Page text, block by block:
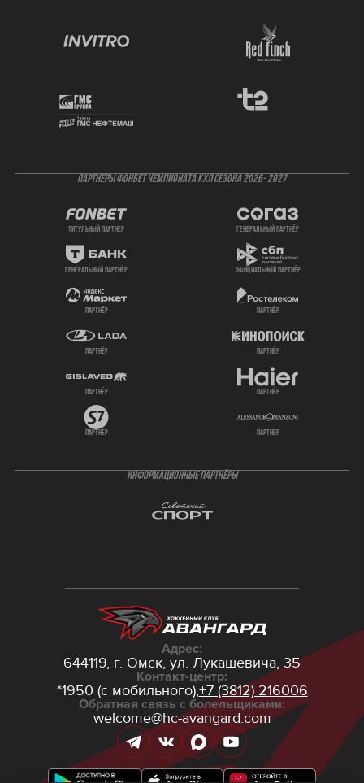
ПАРТНЕРЫ ФОНБЕТ ЧЕМПИОНАТА КХЛ СЕЗОНА 2026- 2027
титульный партнер генеральный партнёр
генеральный партнёр официальный партнёр
партнёр партнёр
партнёр партнёр
партнёр партнёр
партнёр партнёр
ИНФОРМАЦИОННЫЕ ПАРТНЁРЫ
Адрес:
644119, г. Омск, ул. Лукашевича, 35
Контакт-центр:
*1950 (с мобильного),+7 (3812) 216006
Обратная связь с болельщиками:
welcome@hc-avangard.com